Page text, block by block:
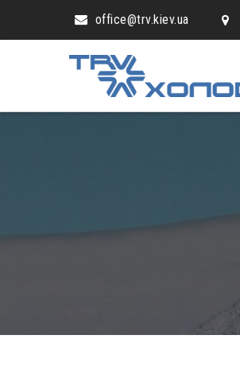
office@trv.kiev.ua